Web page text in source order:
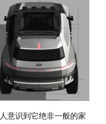
意识到它绝非一般的家